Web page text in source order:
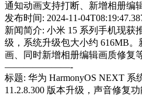
通知动画支持打断、新增相册编
发布时间: 2024-11-
新闻简介: 小米 15 系列手机现获
级，系统升级包大小约 616MB
画、同时新增相册编辑画质修复
———————-
标题: 华为 HarmonyOS NEXT 系
11.2.8.300 版本升级，声音修复